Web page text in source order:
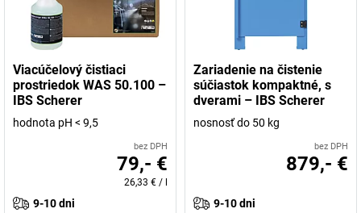
Viacúčelový čistiaci
prostriedok WAS 50.100 –
IBS Scherer
hodnota pH < 9,5
bez DPH
79,- €
26,33 € /
9-10 dni
Zariadenie na čistenie
súčiastok kompaktné, s
dverami – IBS Scherer
nosnosť do 50 kg
bez DPH
879,- €
9-10 dni